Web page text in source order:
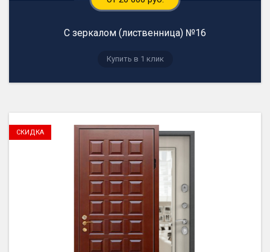
С зеркалом (лиственница) №16